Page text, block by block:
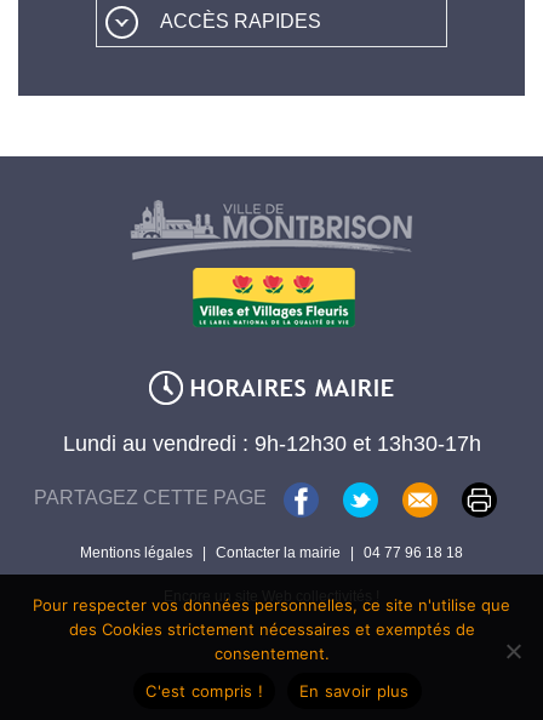
ACCÈS RAPIDES
Lundi au vendredi : 9h-12h30 et 13h30-17h
PARTAGEZ CETTE PAGE
Mentions légales | Contacter la mairie | 04 77 96 18 18
Encore un site Web collectivités !
Pour respecter vos données personnelles, ce site n'utilise que
des Cookies strictement nécessaires et exemptés de
consentement.
C'est compris !
En savoir plus